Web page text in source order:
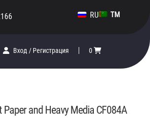
RU TM
Вход / Регистрация 0
and Heavy Media CF084A